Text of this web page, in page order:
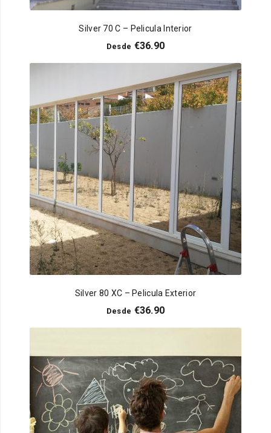
Silver 70 C – Pelicula Interior
Desde €36.90
Silver 80 XC – Pelicula Exterior
Desde €36.90